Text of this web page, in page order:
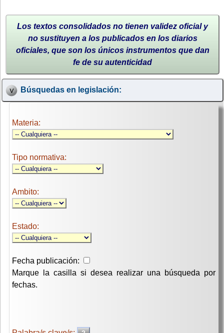
Los textos consolidados no tienen validez oficial y
no sustituyen a los publicados en los diarios
oficiales, que son los únicos instrumentos que dan
fe de su autenticidad
Búsquedas en legislación:
Materia:
Tipo normativa:
Ambito:
Estado:
Fecha publicación:
Marque la casilla si desea realizar una búsqueda por
fechas.